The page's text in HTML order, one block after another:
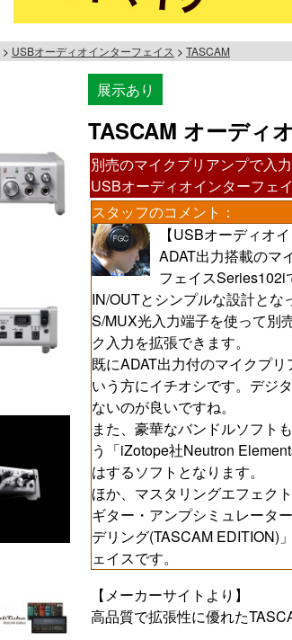
USBオーディオインターフェイス TASCAM
展示あり
TASCAM オーディ
別売のマイクプリアンプで入
USBオーディオインターフェ
スタッフのコメント：
【USBオーディオ
ADAT出力搭載のマ
フェイスSeries102i
IN/OUTとシンプルな設計と
S/MUX光入力端子を使って別
ク入力を拡張できます。
既にADAT出力付のマイクプ
いう方にイチオシです。デジ
ないのが良いですね。
また、豪華なバンドルソフト
う「iZotope社Neutron
はするソフトとなります。
ほか、マスタリングエフェク
ギター・アンプシミュレータ
デリング(TASCAM EDITION)
ェイスです。
【メーカーサイトより】
高品質で拡張性に優れた